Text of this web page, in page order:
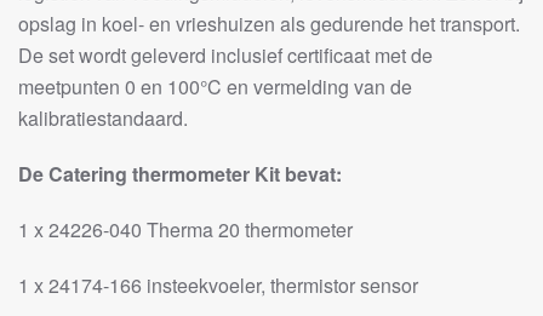
opslag in koel- en vrieshuizen als gedurende het transport.
De set wordt geleverd inclusief certificaat met de
meetpunten 0 en 100°C en vermelding van de
kalibratiestandaard.
De Catering thermometer Kit bevat:
1 x 24226-040 Therma 20 thermometer
1 x 24174-166 insteekvoeler, thermistor sensor